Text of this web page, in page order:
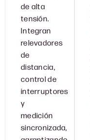
de alta
tensión.
Integran
relevadores
de
distancia,
control de
interruptores
y
medición
sincronizada,